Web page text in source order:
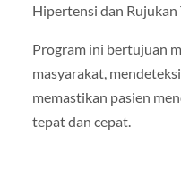
Hipertensi dan Rujukan
Program ini bertujuan
masyarakat,
memastikan pasien
tepat dan cepat.